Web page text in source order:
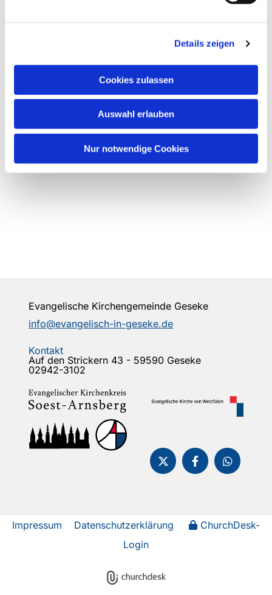
Details zeigen
Cookies zulassen
Auswahl erlauben
Nur notwendige Cookies
Evangelische Kirchengemeinde Geseke
info@evangelisch-in-geseke.de
Kontakt
Auf den Strickern 43 - 59590 Geseke
02942-3102
Impressum Datenschutzerklärung
ChurchDesk-
Login